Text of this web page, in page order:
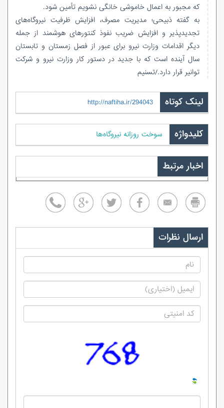
که مجبور به اعمال خاموشی خانگی نشویم تأمین شود.
به گفته ذبیحی؛ مدیریت مصرف، افزایش ظرفیت نیروگاه‌های
تجدیدپذیر و افزایش ضریب نفوذ کنتور‌های هوشمند از جمله
دیگر اقدامات وزارت نیرو برای عبور از فصل زمستان و تابستان
سال آینده است که با جدید در دستور کار وزارت نیرو و شرکت
توانیر قرار دارد./تسنیم
لینک کوتاه http://naftiha.ir/294043
کلیدواژه سوخت روزانه نیروگاه‌ها
اخبار مرتبط
ارسال نظرات